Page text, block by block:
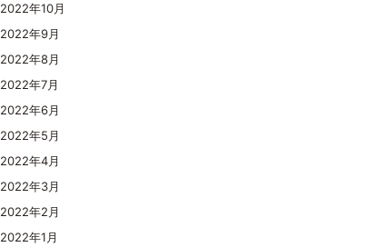
2022年10月
2022年9月
2022年8月
2022年7月
2022年6月
2022年5月
2022年4月
2022年3月
2022年2月
2022年1月